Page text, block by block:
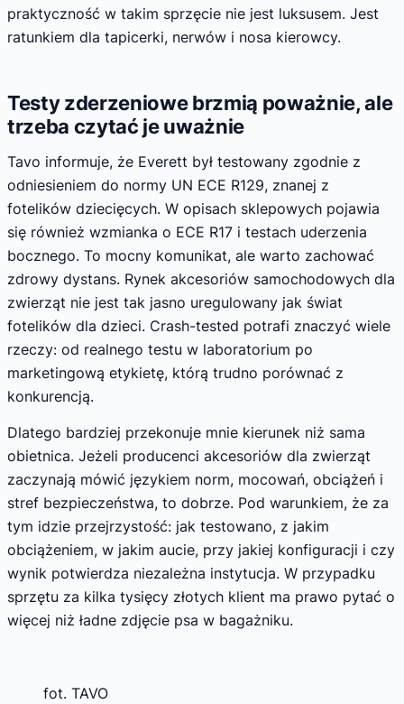
praktyczność w takim sprzęcie nie jest luksusem. Jest
ratunkiem dla tapicerki, nerwów i nosa kierowcy.
Testy zderzeniowe brzmią poważnie, ale
trzeba czytać je uważnie
Tavo informuje, że Everett był testowany zgodnie z
odniesieniem do normy UN ECE R129, znanej z
fotelików dziecięcych. W opisach sklepowych pojawia
się również wzmianka o ECE R17 i testach uderzenia
bocznego. To mocny komunikat, ale warto zachować
zdrowy dystans. Rynek akcesoriów samochodowych dla
zwierząt nie jest tak jasno uregulowany jak świat
fotelików dla dzieci. Crash-tested potrafi znaczyć wiele
rzeczy: od realnego testu w laboratorium po
marketingową etykietę, którą trudno porównać z
konkurencją.
Dlatego bardziej przekonuje mnie kierunek niż sama
obietnica. Jeżeli producenci akcesoriów dla zwierząt
zaczynają mówić językiem norm, mocowań, obciążeń i
stref bezpieczeństwa, to dobrze. Pod warunkiem, że za
tym idzie przejrzystość: jak testowano, z jakim
obciążeniem, w jakim aucie, przy jakiej konfiguracji i czy
wynik potwierdza niezależna instytucja. W przypadku
sprzętu za kilka tysięcy złotych klient ma prawo pytać o
więcej niż ładne zdjęcie psa w bagażniku.
fot. TAVO